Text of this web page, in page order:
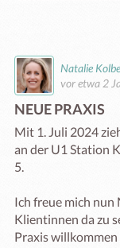
Natalie
vor etwa 2
NEUE PRAXIS
Mit 1. Juli 2024
an der U1 Station
5.
Ich freue mich
Klientinnen da zu
Praxis willkommen